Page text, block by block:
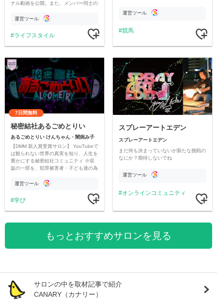
ナル動画を公開。また、メンバー同士の
ただいています。
運営ツール
ライフスタイル
運営ツール
競馬
7日間無料
秘密結社あるごめとりい
あるごめとりい けんちゃん・闇病み子
【DMM 新人賞受賞サロン】 YouTubeで
は観られない世界の真実を知り、人生を
豊かにする秘密結社コミュニティ ※収
益の一部を、犯罪被害者・子ども達の為
す運営ツール
学び
スプレーアートエデン
スプレーアートエデン
まだ何も決まっていないが新たな挑戦の
なにか？期待しないでね
運営ツール
オンラインコミュニティ
もっとおすすめサロンを見る
サロンの中を取材記事で紹介
CANARY（カナリー）